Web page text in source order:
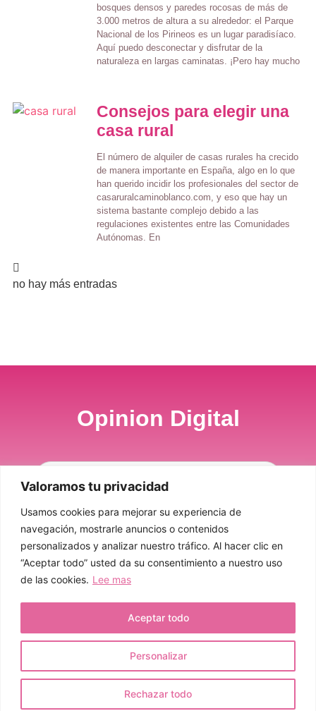
Valoramos tu privacidad
Usamos cookies para mejorar su experiencia de
navegación, mostrarle anuncios o contenidos
personalizados y analizar nuestro tráfico. Al hacer clic en
“Aceptar todo” usted da su consentimiento a nuestro uso
de las cookies. Lee mas
Personalizar
Rechazar todo
Aceptar todo
bosques densos y paredes rocosas de más de
3.000 metros de altura a su alrededor: el Parque
Nacional de los Pirineos es un lugar paradisíaco.
Aquí puedo desconectar y disfrutar de la
naturaleza en largas caminatas. ¡Pero hay mucho
Consejos para elegir una
casa rural
El número de alquiler de casas rurales ha crecido
de manera importante en España, algo en lo que
han querido incidir los profesionales del sector de
casaruralcaminoblanco.com, y eso que hay un
sistema bastante complejo debido a las
regulaciones existentes entre las Comunidades
Autónomas. En
no hay más entradas
Opinion Digital
Sí, Por Favor
© 2022 Todos los derechos reservados